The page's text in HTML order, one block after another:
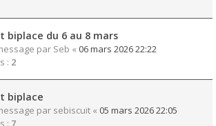
biplace du 6 au 8 mars
par Seb « 06 mars 2026 22:22
: 2
biplace
par sebiscuit « 05 mars 2026 22:05
: 7